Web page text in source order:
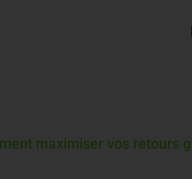
maximiser vos retours